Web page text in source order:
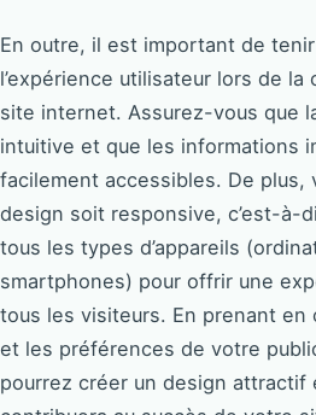
En outre, il est important de
l’expérience utilisateur lors de
site internet. Assurez-vous que
intuitive et que les informations
facilement accessibles. De plus,
design soit responsive, c’est-à-
tous les types d’appareils
smartphones) pour offrir une
tous les visiteurs. En prenant en
et les préférences de votre
pourrez créer un design attractif